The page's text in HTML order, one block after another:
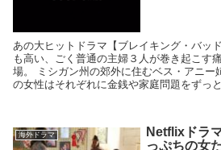
あの大ヒットドラマ【ブレイキング・バッ
も高い、ごく普通の主婦３人が巻き起こす
場。 ミシガン州の郊外に住むベス・アニー
の女性はそれぞれに金銭や家庭問題をずっと
海外ドラマ
Netflixドラ
っぷちの女